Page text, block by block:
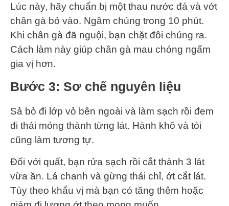
Lúc này, hãy chuẩn bị một thau nước đá và vớt
chân gà bỏ vào. Ngâm chúng trong 10 phút.
Khi chân gà đã nguội, bạn chặt đôi chúng ra.
Cách làm này giúp chân gà mau chóng ngấm
gia vị hơn.
Bước 3: Sơ chế nguyên liệu
Sả bỏ đi lớp vỏ bên ngoài và làm sạch rồi đem
đi thái mỏng thành từng lát. Hành khô và tỏi
cũng làm tương tự.
Đối với quất, bạn rửa sạch rồi cắt thành 3 lát
vừa ăn. Lá chanh và gừng thái chỉ, ớt cắt lát.
Tùy theo khẩu vị mà bạn có tăng thêm hoặc